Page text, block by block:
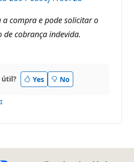
a compra e pode solicitar o
de cobrança indevida.
útil? Yes No